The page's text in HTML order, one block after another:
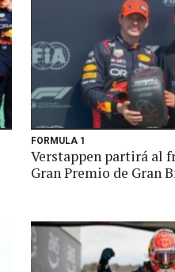
FORMULA 1
Verstappen partirá al
Gran Premio de Gran